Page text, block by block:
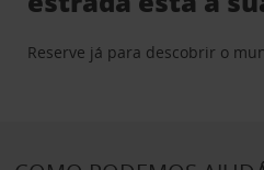
Reserve já para descobrir o